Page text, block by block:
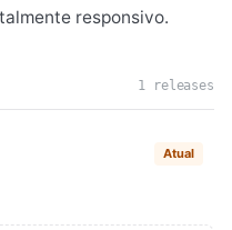
responsivo.
1 releases
Atual